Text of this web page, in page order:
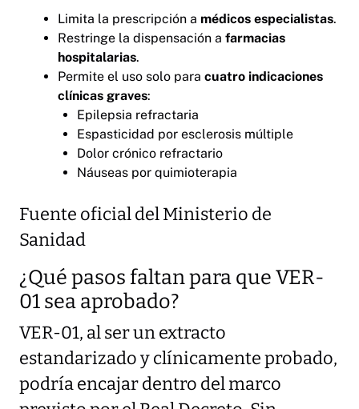
Limita la prescripción a médicos especialistas.
Restringe la dispensación a farmacias
hospitalarias.
Permite el uso solo para cuatro indicaciones
clínicas graves:
Epilepsia refractaria
Espasticidad por esclerosis múltiple
Dolor crónico refractario
Náuseas por quimioterapia
Fuente oficial del Ministerio de
Sanidad
¿Qué pasos faltan para que VER-
01 sea aprobado?
VER-01, al ser un extracto
estandarizado y clínicamente probado,
podría encajar dentro del marco